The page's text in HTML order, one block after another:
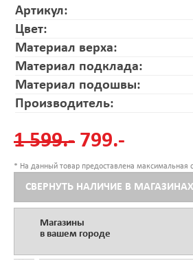
Артикул:
Цвет:
Материал верха:
Материал подклада:
Материал подошвы:
Производитель:
1 599.- 799.-
* На данный товар предоставлена максимальная
СВЕРНУТЬ НАЛИЧИЕ В
Магазины
в вашем городе